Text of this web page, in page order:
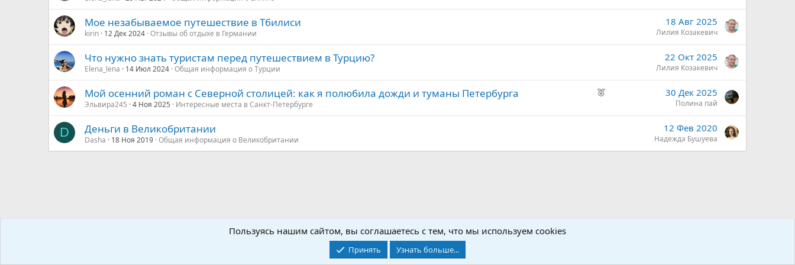
Мое незабываемое путешествие в Тбилиси
kirin 12 Дек 2024 Отзывы об отдыхе в Германии
18 Авг 2025
Лилия Козакевич
Что нужно знать туристам перед путешествием в Турцию?
Elena_lena 14 Июл 2024 Общая информация о Турции
22 Окт 2025
Лилия Козакевич
Р
к
е
Мой осенний роман с Северной столицей: как я полюбила дожди и туманы Петербурга
Эльвира245 4 Ноя 2025 Интересные места в Санкт-Петербурге
30 Дек 2025
Полина пай
D Деньги в Великобритании
Dasha 18 Ноя 2019 Общая информация о Великобритании
12 Фев 2020
Надежда Бушуева
Чехия Общая информация о Чехии
Контакты Условия и правила
Пользуясь нашим сайтом, вы соглашаетесь с тем, что мы используем cookies
Принять Узнать больше...